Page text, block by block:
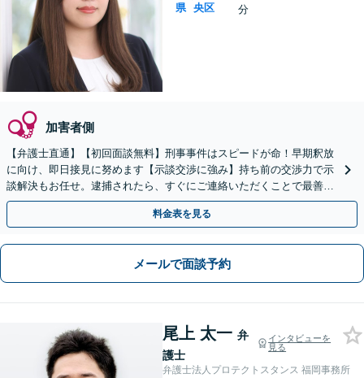
県
央区
分
加害者側
【弁護士直通】【初回面談無料】刑事事件はスピードが命！早期釈放
に向け、即日接見に努めます【示談交渉に強み】持ち前の交渉力で示
談解決もお任せ。逮捕されたら、すぐにご連絡いただくことで最善の
解決に向け尽力します【夜間・休日面談可】【完全個室】
料金表を見る
メールで面談予約
尾上 太一 弁
護士
インタビューを
見る
弁護士法人プロテクトスタンス 福岡事務所